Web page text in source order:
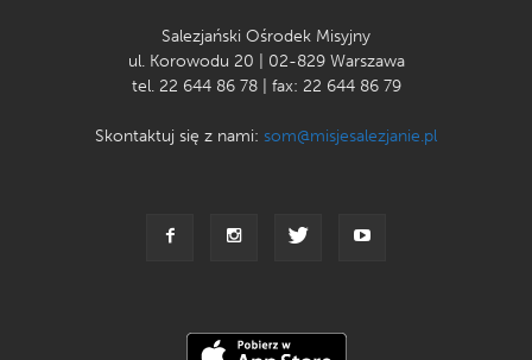
Salezjański Ośrodek Misyjny
ul. Korowodu 20 | 02-829 Warszawa
tel. 22 644 86 78 | fax: 22 644 86 79
Skontaktuj się z nami: som@misjesalezjanie.pl